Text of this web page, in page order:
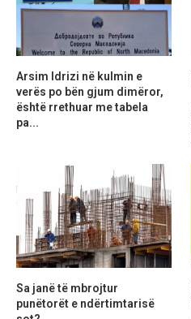
Arsim Idrizi në kulmin e
verës po bën gjum dimëror,
është rrethuar me tabela
pa...
Sa janë të mbrojtur
punëtorët e ndërtimtarisë